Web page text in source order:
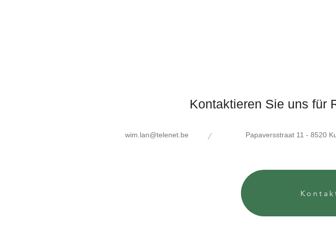
Kontaktieren Sie uns für
wim.lan@telenet.be / Papaversstraat 11 - 8520